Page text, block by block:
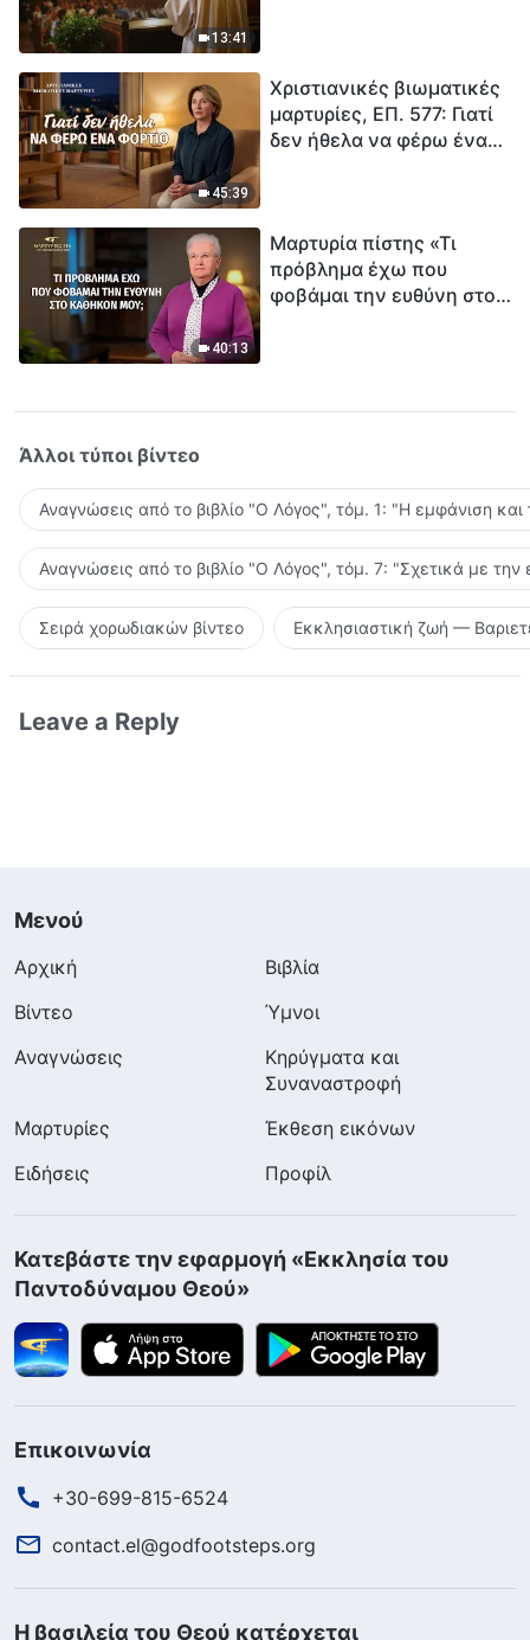
13:41
45:39
Χριστιανικές βιωματικές
μαρτυρίες, ΕΠ. 577: Γιατί
δεν ήθελα να φέρω ένα
40:13
Μαρτυρία πίστης «Τι
πρόβλημα έχω που
φοβάμαι την ευθύνη στο
Άλλοι τύποι βίντεο
Αναγνώσεις από το βιβλίο "Ο Λόγος", τόμ. 1: "Η εμφάνιση
Αναγνώσεις από το βιβλίο "Ο Λόγος", τόμ. 7: "Σχετικά με την
Σειρά χορωδιακών βίντεο Εκκλησιαστική ζωή —
Leave a Reply
Μενού
Αρχική
Βιβλία
Βίντεο
Ύμνοι
Αναγνώσεις
Κηρύγματα και
Συναναστροφή
Μαρτυρίες
Έκθεση εικόνων
Ειδήσεις
Προφίλ
Κατεβάστε την εφαρμογή «Εκκλησία του
Παντοδύναμου Θεού»
Επικοινωνία
+30-699-815-6524
contact.el@godfootsteps.org
Η βασιλεία του Θεού κατέρχεται